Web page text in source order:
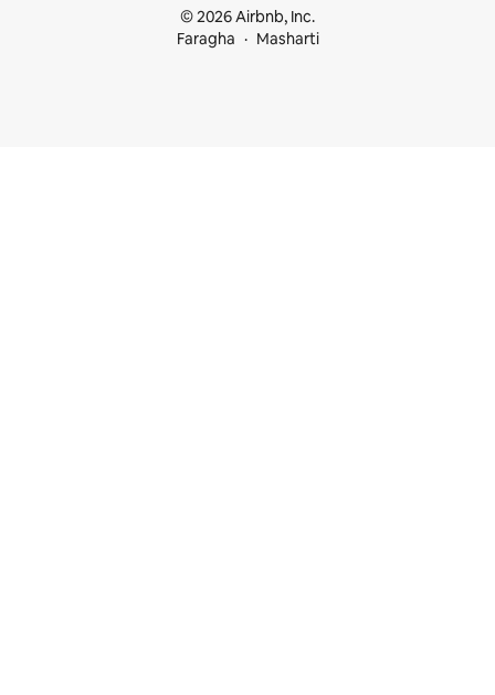
© 2026 Airbnb, Inc.
Faragha
Masharti